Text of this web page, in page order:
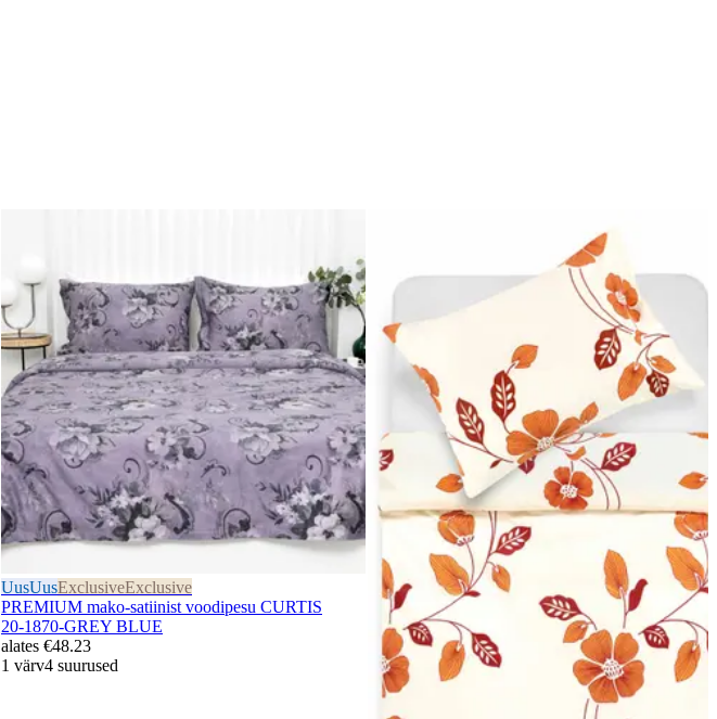
UusUusExclusiveExclusive
PREMIUM mako-satiinist voodipesu CURTIS
20-1870-GREY BLUE
alates €48.23
1 värv4 suurused